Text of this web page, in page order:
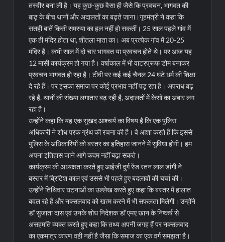
तस्वीर बना ली है। यह कुछ-कुछ वैसा ही जैसे कि प्रवचन, भागवत की
बाढ़ के बीच थानों और अदालतों का बढ़ते जाना।गृहमंत्री ने कहा कि
सतही बातें किसी समस्या का हल नहीं हो सकतीं। 25 साल पहले गांव में
एक ही मंदिर होता था, शीतला माता का। अब प्रत्येक गांव में 20-25
मंदिर हैं। कभी साल में दो चार भागवत या प्रवचन होते थे। पर आज यह
12 मासी कार्यक्रम हो गया है। वर्षाकाल में भी वाटरप्रूफ डोम बनाकर
प्रवचन भागवत हो रहा है। टीवी पर कई कई चैनल 24 घंटे धर्म की शिक्षा
दे रहे हैं। पर इसका समाज पर कोई प्रभाव नहीं पड़ रहा है। अपराध बढ़
रहे हैं, थानों की संख्या लगातार बढ़ रही है, अदालतों में केसों का अंबार लग
रहा है।
उन्होंने कहा कि यह एक सुखद आश्चर्य का विषय है कि एक पुलिस
अधिकारी ने शोध परक ग्रंथ की रचना की है। वे आशा करते हैं कि इससे
पुलिस के अधिकारियों को बस्तर का इतिहास जानने में सुविधा होगी। हम
अपना इतिहास जाने आगे कदम नहीं बढ़ा सकते।
कार्यक्रम की अध्यक्षता करते हुए आईजी दुर्ग रेंज रतन लाल डांगी ने
बस्तर में ब्रिटिश काल एवं उससे भी पहले हुए बदलावों की चर्चा की।
उन्होंने तिथिवार घटनाओं का उल्लेख करते हुए कहा कि बस्तर में हालात
बदल रहे हैं और नक्सलवाद को खत्म करने में भी सफलता मिलेगी। उन्होंने
डॉ सुजाता दास एवं उनके शोध निदेशक डॉ एमए खान के निष्कर्ष से
असहमति व्यक्त करते हुए कहा कि तथ्य अपनी जगह हैं पर नक्सलवाद
का एकमात्र कारण वही नहीं है जैसा कि समाज का एक वर्ग समझता है।